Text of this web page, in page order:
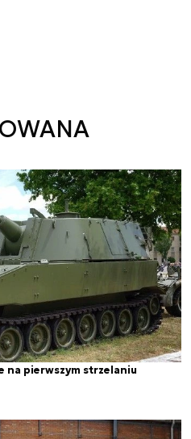
na pierwszym strzelaniu